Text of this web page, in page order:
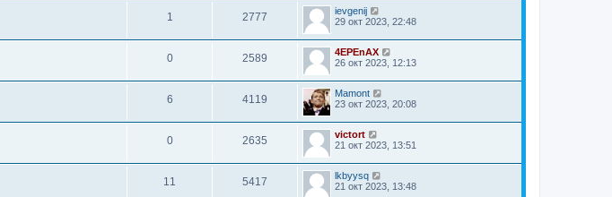
1 2777
ievgenij
29 окт 2023, 22:48
0 2589
4EPEnAX
26 окт 2023, 12:13
6 4119
Mamont
23 окт 2023, 20:08
0 2635
victort
21 окт 2023, 13:51
11 5417
lkbyysq
21 окт 2023, 13:48